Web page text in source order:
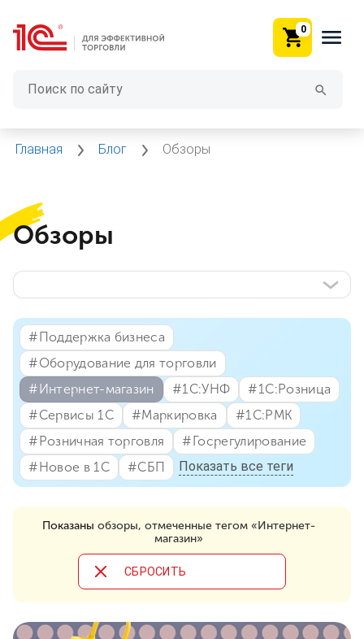
0
Главная Блог Обзоры
Обзоры
#⁣Интернет-магазин #⁣1С:УНФ
#⁣1С:Розница
#⁣Сервисы 1С
#⁣Маркировка
#⁣1С:РМК
#⁣Розничная торговля
#⁣Госрегулирование
#⁣Новое в 1С
#⁣СБП
#⁣Поддержка бизнеса
#⁣Оборудование для торговли
Показать все теги
Показаны обзоры, отмеченные тегом «Интернет-
магазин»
CБРОСИТЬ